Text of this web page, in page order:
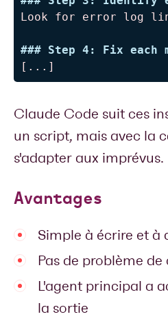
Look for error log
### Step 4: Fix each
[...]
Claude Code suit ces
un script, mais avec la
s'adapter aux imprévus.
Avantages
Simple à écrire et à
Pas de problème
L'agent principal a
la sortie